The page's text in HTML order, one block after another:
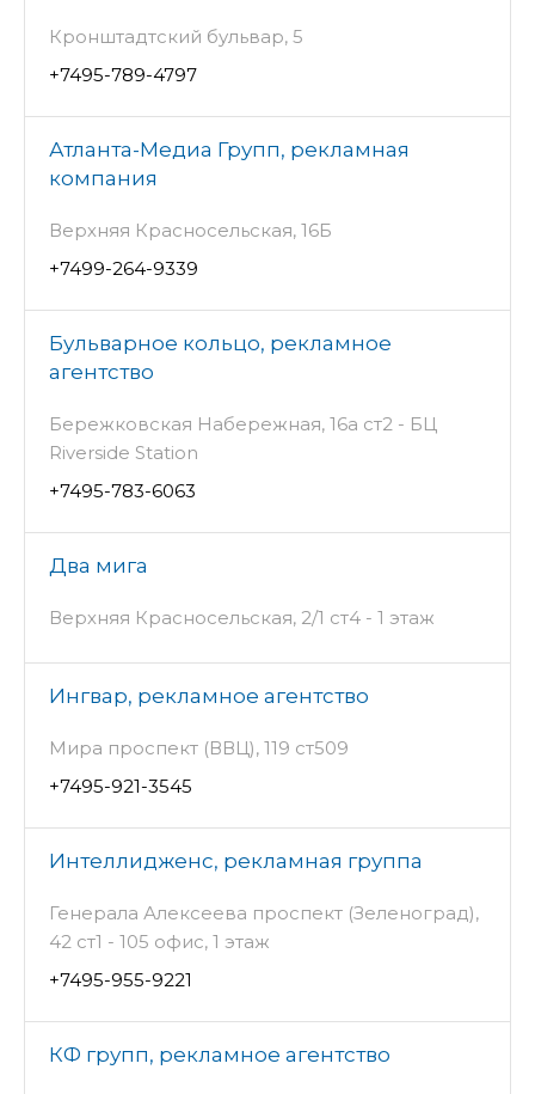
Кронштадтский бульвар, 5
+7495-789-4797
Атланта-Медиа Групп, рекламная
компания
Верхняя Красносельская, 16Б
+7499-264-9339
Бульварное кольцо, рекламное
агентство
Бережковская Набережная, 16а ст2 - БЦ
Riverside Station
+7495-783-6063
Два мига
Верхняя Красносельская, 2/1 ст4 - 1 этаж
Ингвар, рекламное агентство
Мира проспект (ВВЦ), 119 ст509
+7495-921-3545
Интеллидженс, рекламная группа
Генерала Алексеева проспект (Зеленоград),
42 ст1 - 105 офис, 1 этаж
+7495-955-9221
КФ групп, рекламное агентство